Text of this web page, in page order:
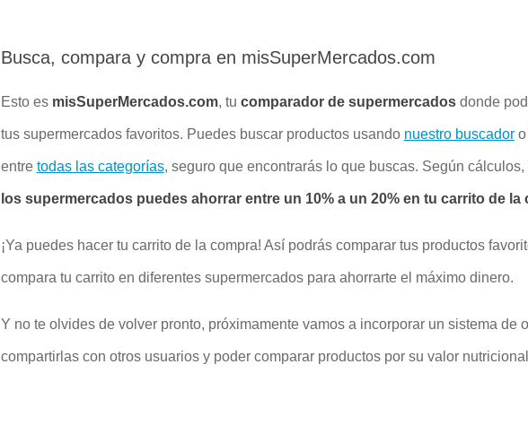
Busca, compara y compra en misSuperMercados.com
Esto es misSuperMercados.com, tu comparador de supermercadosdonde
tus supermercados favoritos. Puedes buscar productos usando nuestro buscadoro
entre todas las categorías, seguro que encontrarás lo que buscas. Según cálculos,
los supermercados puedes ahorrar entre un 10% a un 20% en tu carrito de la
¡Ya puedes hacer tu carrito de la compra! Así podrás comparar tus productos
compara tu carrito en diferentes supermercados para ahorrarte el máximo dinero.
Y no te olvides de volver pronto, próximamente vamos a incorporar un sistema de
compartirlas con otros usuarios y poder comparar productos por su valor